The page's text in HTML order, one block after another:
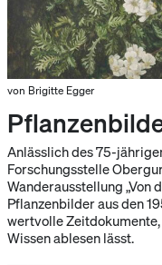
von Brigitte Egger
Anlässlich des 75-
Forschungsstelle
Wanderausstellung „Von
Pflanzenbilder aus den
wertvolle
Wissen ablesen lässt.